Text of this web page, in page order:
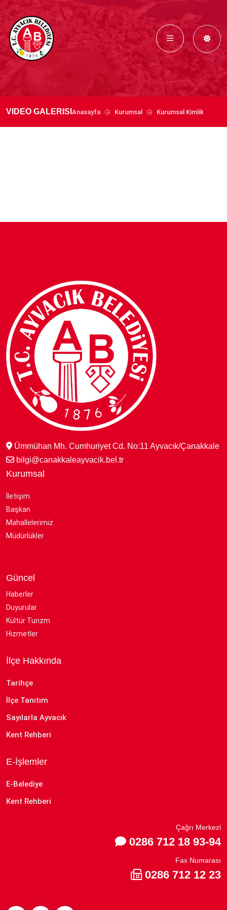
VIDEO GALERISI Anasayfa Kurumsal Kurumsal Kimlik
Ümmühan Mh. Cumhuriyet Cd. No:11 Ayvacık/Çanakkale
bilgi@canakkaleayvacik.bel.tr
Kurumsal
İletişim
Başkan
Mahallelerimiz
Müdürlükler
Güncel
Haberler
Duyurular
Kültür Turizm
Hizmetler
İlçe Hakkında
Tarihçe
İlçe Tanıtım
Sayılarla Ayvacık
Kent Rehberi
E-İşlemler
E-Belediye
Kent Rehberi
Çağrı Merkezi
0286 712 18 93-94
Fax Numarası
0286 712 12 23